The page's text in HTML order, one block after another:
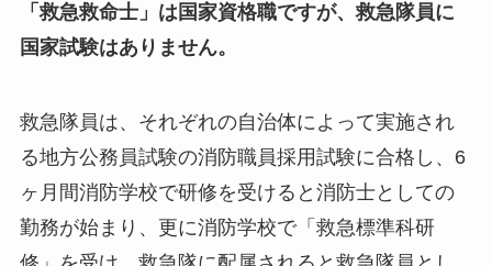
「救急救命士」は国家資格職ですが、救急隊員に
国家試験はありません。
救急隊員は、それぞれの自治体によって実施され
る地方公務員試験の消防職員採用試験に合格し、6
ヶ月間消防学校で研修を受けると消防士としての
勤務が始まり、更に消防学校で「救急標準科研